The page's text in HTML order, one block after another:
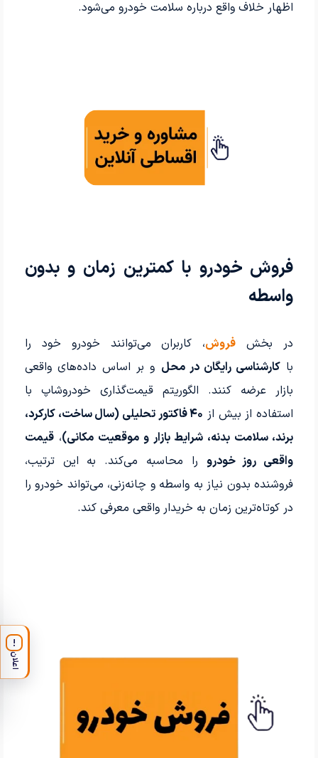
اظهار خلاف واقع درباره سلامت خودرو می‌شود.
فروش خودرو با کمترین زمان و بدون
واسطه
در بخش فروش، کاربران می‌توانند خودرو خود را
با کارشناسی رایگان در محل و بر اساس داده‌های واقعی
بازار عرضه کنند. الگوریتم قیمت‌گذاری خودروشاپ با
استفاده از بیش از
۴۰ فاکتور تحلیلی (سال ساخت، کارکرد،
برند، سلامت بدنه، شرایط بازار و موقعیت مکانی)،قیمت
واقعی روز خودرو را محاسبه می‌کند. به این ترتیب،
فروشنده بدون نیاز به واسطه و چانه‌زنی، می‌تواند خودرو را
در کوتاه‌ترین زمان به خریدار واقعی معرفی کند.
!
اعلان